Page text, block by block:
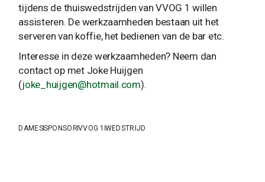
tijdens de thuiswedstrijden van VVOG 1 willen
assisteren. De werkzaamheden bestaan uit het
serveren van koffie, het bedienen van de bar etc.
Interesse in deze werkzaamheden? Neem dan
contact op met Joke Huijgen
(joke_huijgen@hotmail.com).
DAMESSPONSORVVOG 1 WEDSTRIJD